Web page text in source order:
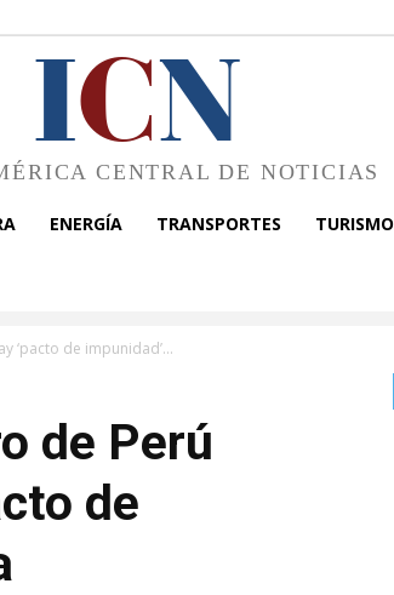
ICN
CENTRAL DE NOTICIAS
ENERGÍA TRANSPORTES TURISMO
‘pacto de impunidad’...
de Perú
de